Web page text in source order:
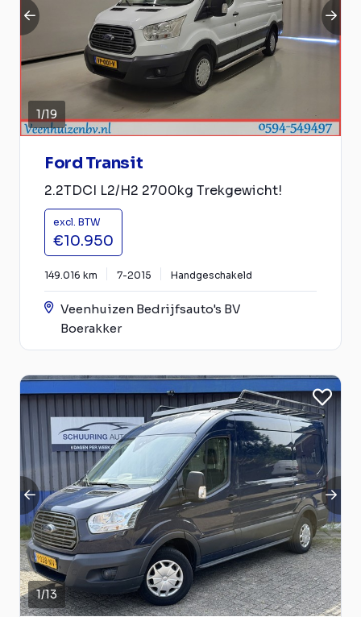
1/19
Ford Transit
2.2TDCI L2/H2 2700kg Trekgewicht!
excl. BTW
€10.950
149.016 km 7-2015 Handgeschakeld
Veenhuizen Bedrijfsauto's BV
Boerakker
1/13